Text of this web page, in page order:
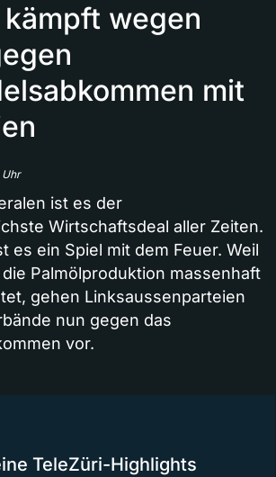
wegen
mit
Uhr
ist es der
Wirtschaftsdeal aller Zeiten.
es ein Spiel mit dem Feuer. Weil
Palmölproduktion massenhaft
gehen Linksaussenparteien
nun gegen das
vor.
TeleZüri-Highlights